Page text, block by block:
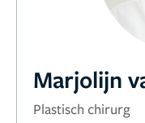
Marjolijn
Plastisch chirurg